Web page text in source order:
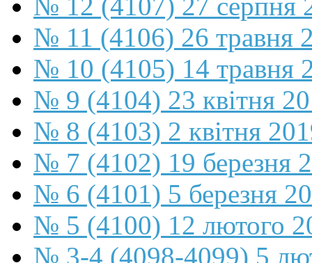
№ 12 (4107) 27 серпня
№ 11 (4106) 26 травня
№ 10 (4105) 14 травня
№ 9 (4104) 23 квітня
№ 8 (4103) 2 квітня
№ 7 (4102) 19 березня
№ 6 (4101) 5 березня
№ 5 (4100) 12 лютого
№ 3-4 (4098-4099) 5